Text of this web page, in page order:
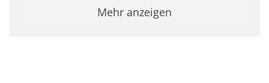
Mehr anzeigen